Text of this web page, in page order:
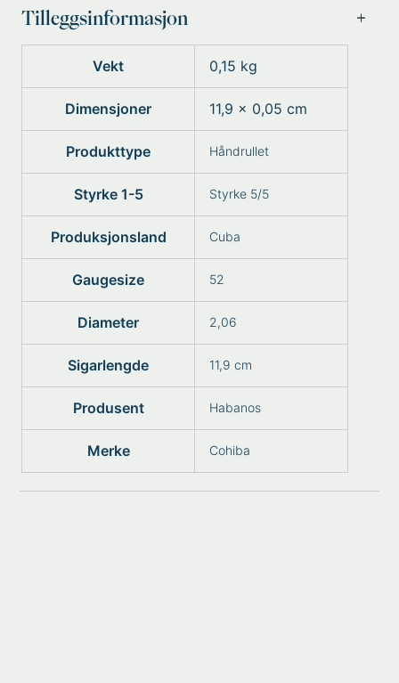
Tilleggsinformasjon
Vekt 0,15 kg
Dimensjoner 11,9 × 0,05 cm
Produkttype Håndrullet
Styrke 1-5 Styrke 5/5
Produksjonsland Cuba
Gaugesize 52
Diameter 2,06
Sigarlengde 11,9 cm
Produsent Habanos
Merke Cohiba